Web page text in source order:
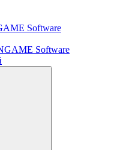
Software
Software